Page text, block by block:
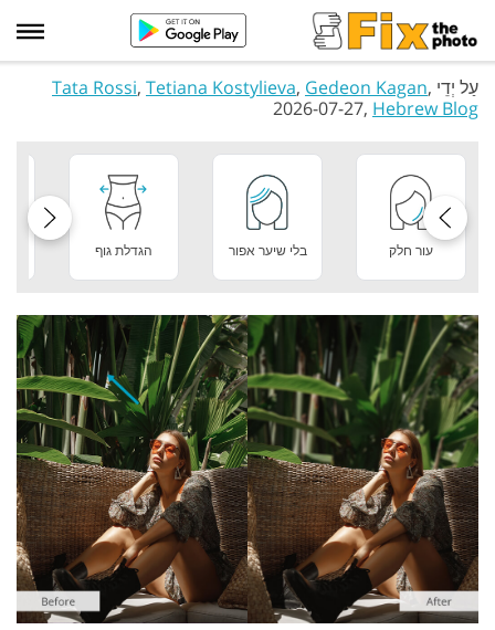
עַל יְדֵי Tata Rossi, Tetiana Kostylieva, Gedeon Kagan,
2026-07-27, Hebrew Blog
עור חלק בלי שיער אפור הגדלת גוף